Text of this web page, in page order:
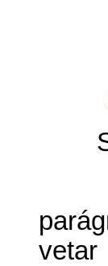
vetar